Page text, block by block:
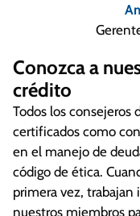
Conozca a
crédito
Todos los consejeros
certificados como
en el manejo de
código de ética.
primera vez,
nuestros miembros